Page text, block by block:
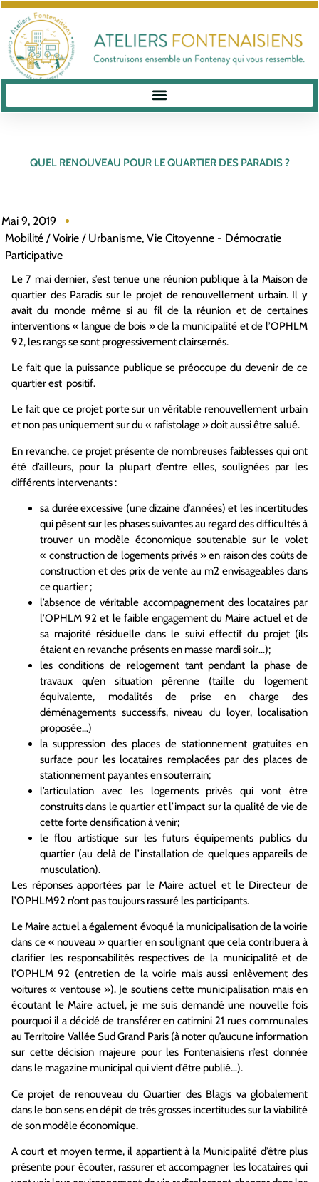
QUEL RENOUVEAU POUR LE QUARTIER DES PARADIS ?
Mai 9, 2019
Mobilité / Voirie / Urbanisme, Vie Citoyenne - Démocratie
Participative
Le 7 mai dernier, s’est tenue une réunion publique à la Maison de
quartier des Paradis sur le projet de renouvellement urbain. Il y
avait du monde même si au fil de la réunion et de certaines
interventions « langue de bois » de la municipalité et de l’OPHLM
92, les rangs se sont progressivement clairsemés.
Le fait que la puissance publique se préoccupe du devenir de ce
quartier est positif.
Le fait que ce projet porte sur un véritable renouvellement urbain
et non pas uniquement sur du « rafistolage » doit aussi être salué.
En revanche, ce projet présente de nombreuses faiblesses qui ont
été d’ailleurs, pour la plupart d’entre elles, soulignées par les
différents intervenants :
sa durée excessive (une dizaine d’années) et les incertitudes
qui pèsent sur les phases suivantes au regard des difficultés à
trouver un modèle économique soutenable sur le volet
« construction de logements privés » en raison des coûts de
construction et des prix de vente au m2 envisageables dans
ce quartier ;
l’absence de véritable accompagnement des locataires par
l’OPHLM 92 et le faible engagement du Maire actuel et de
sa majorité résiduelle dans le suivi effectif du projet (ils
étaient en revanche présents en masse mardi soir…);
les conditions de relogement tant pendant la phase de
travaux qu’en situation pérenne (taille du logement
équivalente, modalités de prise en charge des
déménagements successifs, niveau du loyer, localisation
proposée…)
la suppression des places de stationnement gratuites en
surface pour les locataires remplacées par des places de
stationnement payantes en souterrain;
l’articulation avec les logements privés qui vont être
construits dans le quartier et l’impact sur la qualité de vie de
cette forte densification à venir;
le flou artistique sur les futurs équipements publics du
quartier (au delà de l’installation de quelques appareils de
musculation).
Les réponses apportées par le Maire actuel et le Directeur de
l’OPHLM92 n’ont pas toujours rassuré les participants.
Le Maire actuel a également évoqué la municipalisation de la voirie
dans ce « nouveau » quartier en soulignant que cela contribuera à
clarifier les responsabilités respectives de la municipalité et de
l’OPHLM 92 (entretien de la voirie mais aussi enlèvement des
voitures « ventouse »). Je soutiens cette municipalisation mais en
écoutant le Maire actuel, je me suis demandé une nouvelle fois
pourquoi il a décidé de transférer en catimini 21 rues communales
au Territoire Vallée Sud Grand Paris (à noter qu’aucune information
sur cette décision majeure pour les Fontenaisiens n’est donnée
dans le magazine municipal qui vient d’être publié…).
Ce projet de renouveau du Quartier des Blagis va globalement
dans le bon sens en dépit de très grosses incertitudes sur la viabilité
de son modèle économique.
A court et moyen terme, il appartient à la Municipalité d’être plus
présente pour écouter, rassurer et accompagner les locataires qui